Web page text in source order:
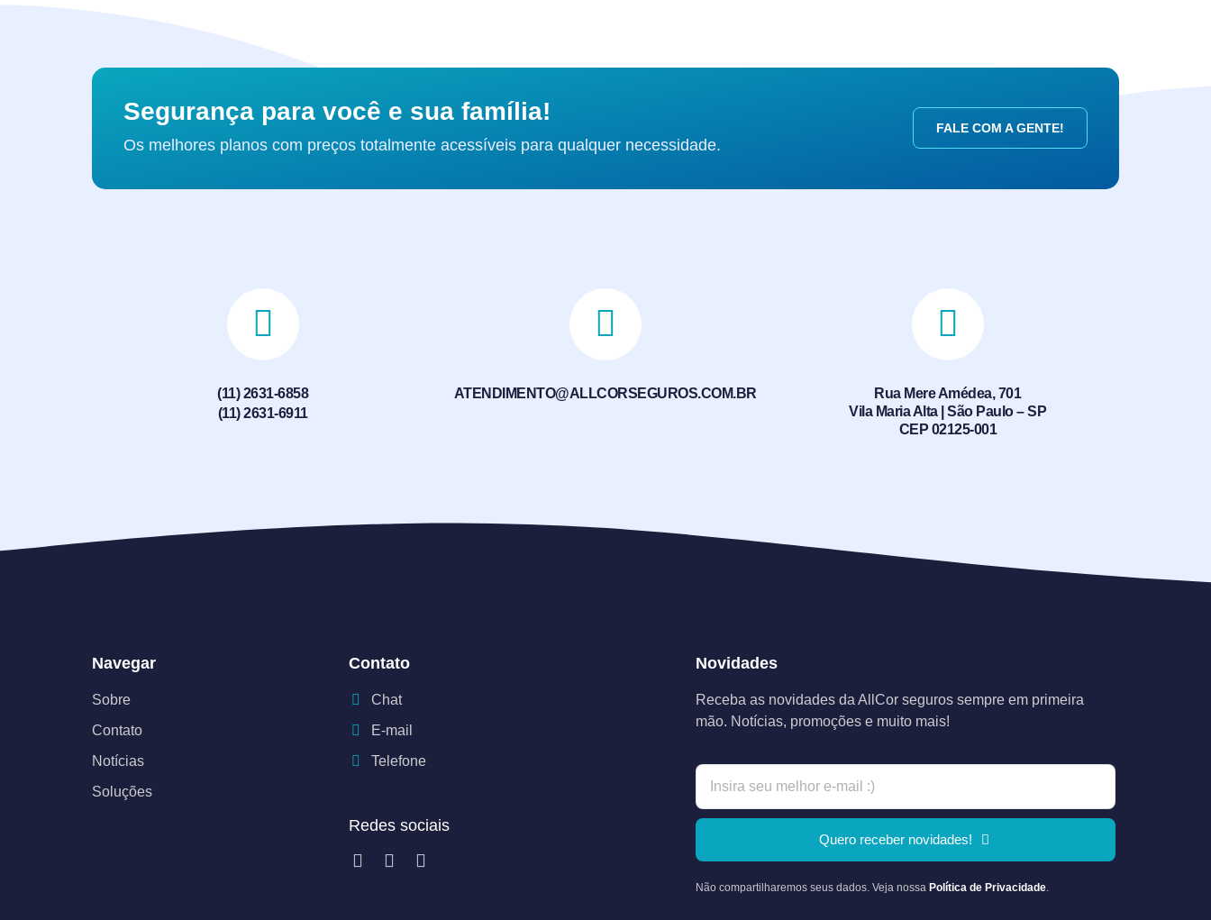
Segurança para você e sua família!
Os melhores planos com preços totalmente acessíveis para qualquer necessidade.
FALE COM A GENTE!
(11) 2631-6858
(11) 2631-6911
ATENDIMENTO@ALLCORSEGUROS.COM.BR
Rua Mere Amédea, 701
Vila Maria Alta | São Paulo – SP
CEP 02125-001
Navegar
Sobre
Contato
Notícias
Soluções
Contato
Chat
E-mail
Telefone
Redes sociais
Novidades
Receba as novidades da AllCor seguros sempre em primeira
mão. Notícias, promoções e muito mais!
Quero receber novidades!
Não compartilharemos seus dados. Veja nossa Política de Privacidade